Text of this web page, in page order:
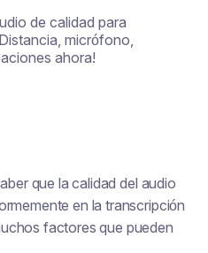
de calidad para
micrófono,
ahora!
que la calidad del audio
en la transcripción
factores que pueden